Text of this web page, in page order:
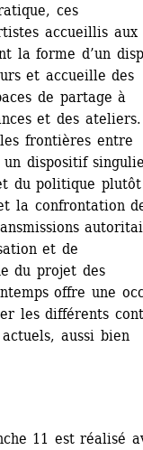
ces
accueillis aux
la forme d’un
et accueille des
de partage à
et des
les frontières entre
dispositif
du politique
la confrontation
et de
du projet des
offre une
les différents
aussi bien
11 est réalisé